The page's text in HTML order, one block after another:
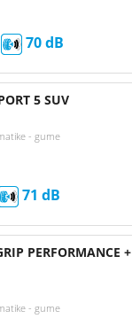
70
5 SUV
- gume
71
PERFORMANCE +
- gume